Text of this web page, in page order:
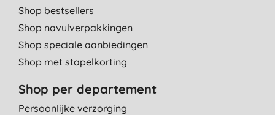
Shop bestsellers
Shop navulverpakkingen
Shop speciale aanbiedingen
Shop met stapelkorting
Shop per departement
Persoonlijke verzorging